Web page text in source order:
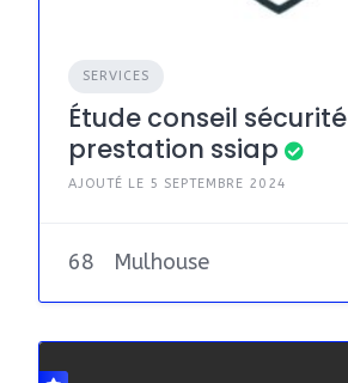
SERVICES
Étude conseil sécurité
prestation ssiap
AJOUTÉ LE 5 SEPTEMBRE 2024
68 Mulhouse